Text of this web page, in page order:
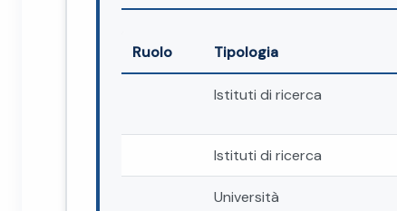
Ruolo Tipologia
Istituti di ricerca
Istituti di ricerca
Università